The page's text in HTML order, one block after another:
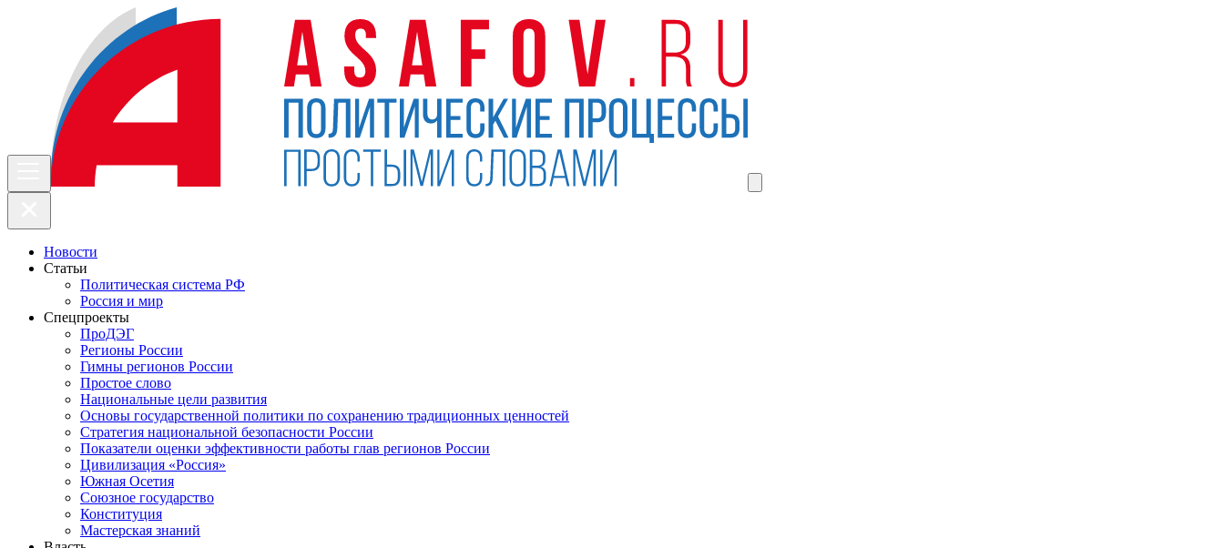
Новости
Статьи
Политическая система РФ
Россия и мир
Спецпроекты
ПроДЭГ
Регионы России
Гимны регионов России
Простое слово
Национальные цели развития
Основы государственной политики по сохранению традиционных ценностей
Стратегия национальной безопасности России
Показатели оценки эффективности работы глав регионов России
Цивилизация «Россия»
Южная Осетия
Союзное государство
Конституция
Мастерская знаний